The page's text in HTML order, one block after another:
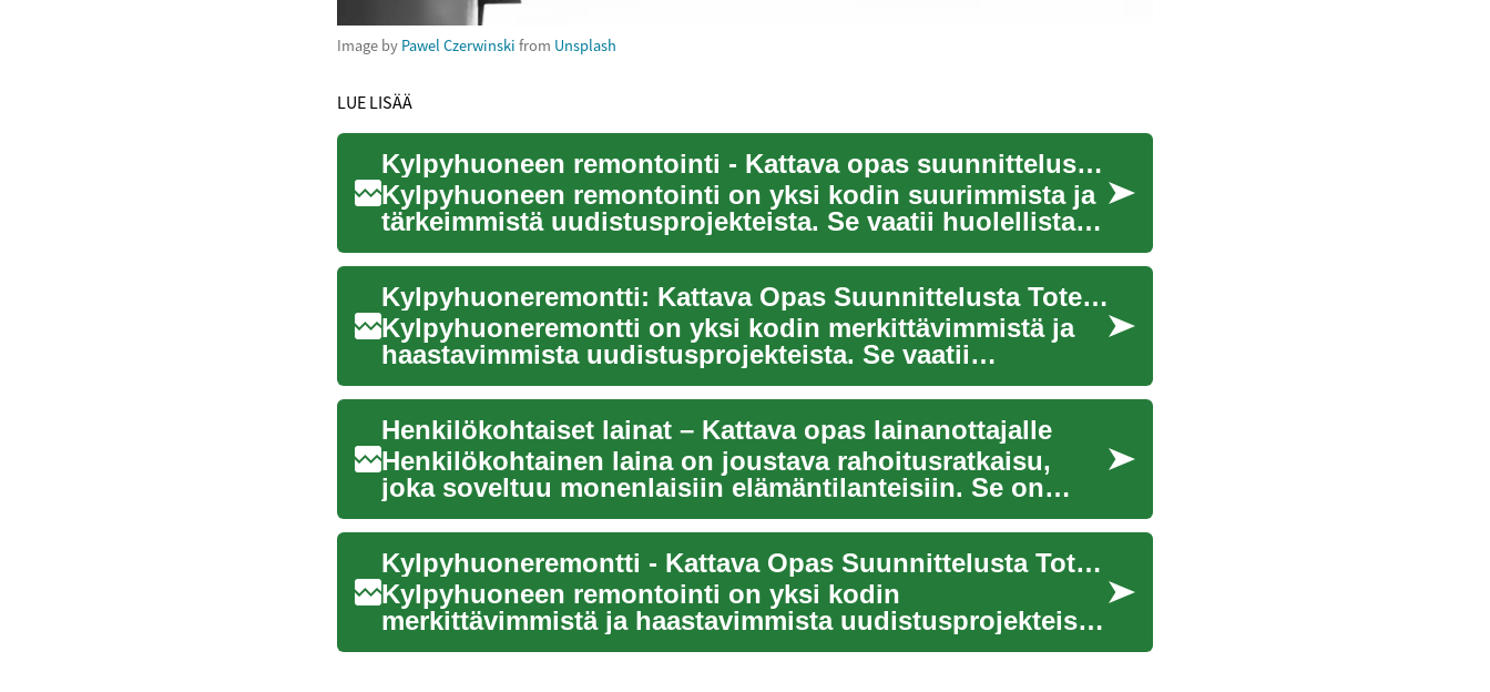
Image by Pawel Czerwinski from Unsplash
LUE LISÄÄ
Kylpyhuoneen remontointi - Kattava opas suunnittelusta toteutukseen
Kylpyhuoneen remontointi on yksi kodin suurimmista ja
tärkeimmistä uudistusprojekteista. Se vaatii huolellista
suunni...
Kylpyhuoneremontti: Kattava Opas Suunnittelusta Toteutukseen
Kylpyhuoneremontti on yksi kodin merkittävimmistä ja
haastavimmista uudistusprojekteista. Se vaatii
huolellista suunn...
Henkilökohtaiset lainat – Kattava opas lainanottajalle
Henkilökohtainen laina on joustava rahoitusratkaisu,
joka soveltuu monenlaisiin elämäntilanteisiin. Se on
vakuudeton ...
Kylpyhuoneremontti - Kattava Opas Suunnittelusta Toteutukseen
Kylpyhuoneen remontointi on yksi kodin
merkittävimmistä ja haastavimmista uudistusprojekteista.
Se vaatii huolellista...